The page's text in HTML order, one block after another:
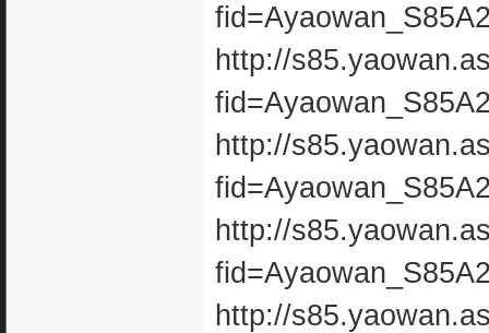
http://
http://
http://
http://